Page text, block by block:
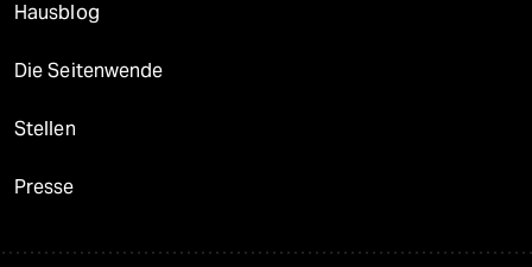
Hausblog
Die Seitenwende
Stellen
Presse